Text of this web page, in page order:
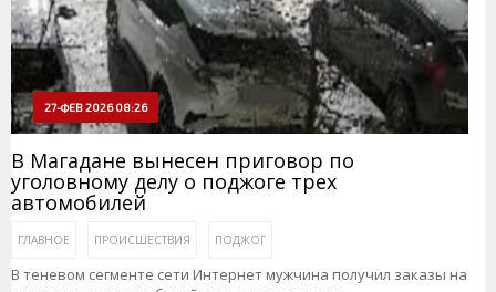
27-ФЕВ 2026 08:26
В Магадане вынесен приговор по
уголовному делу о поджоге трех
автомобилей
ГЛАВНОЕ ПРОИСШЕСТВИЯ ПОДЖОГ
В теневом сегменте сети Интернет мужчина получил заказы на